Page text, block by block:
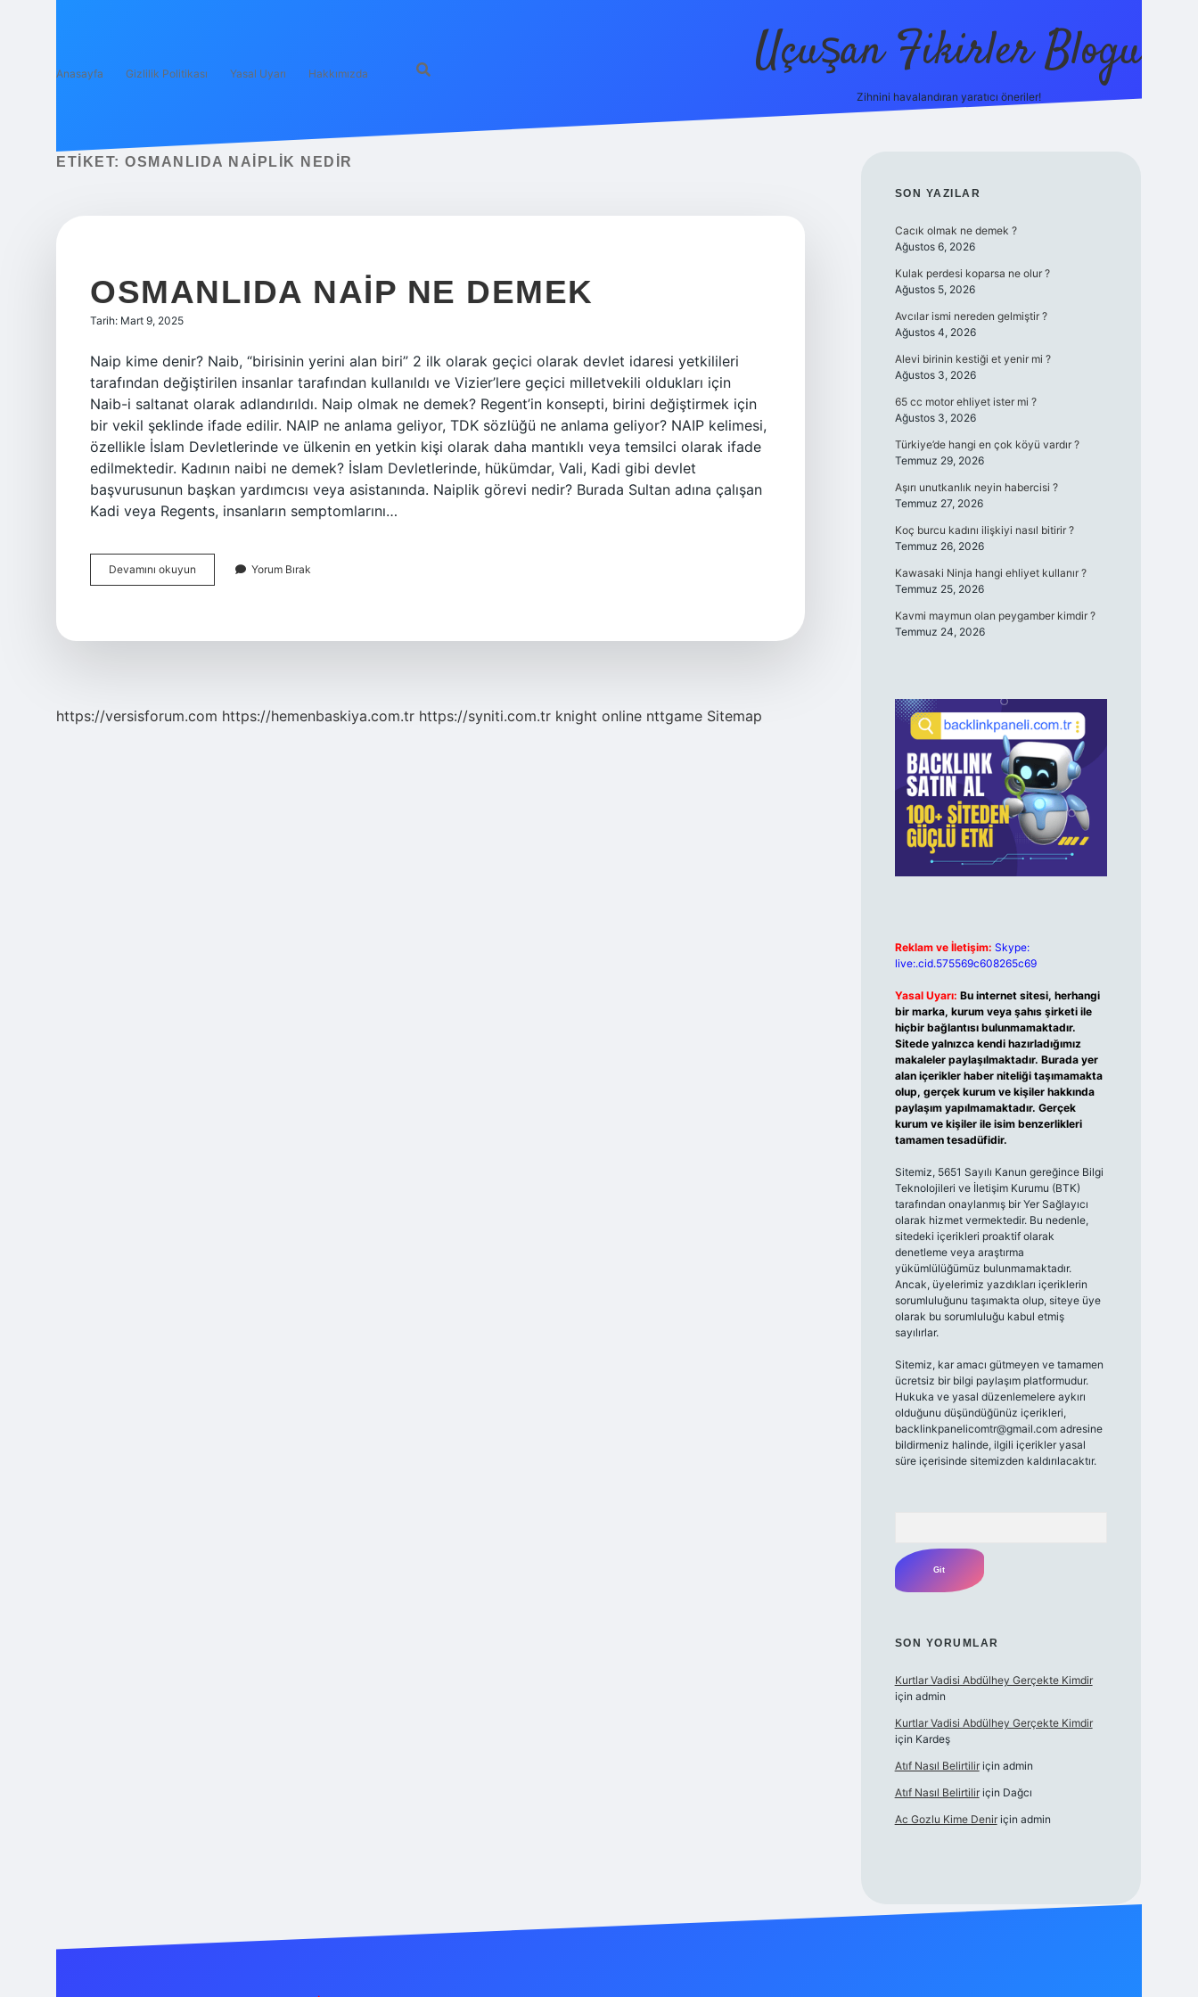
Anasayfa Gizlilik Politikası Yasal Uyarı Hakkımızda Uçuşan Fikirler Blogu
Zihnini havalandıran yaratıcı öneriler!
ETIKET: OSMANLIDA NAIPLIK NEDIR
OSMANLIDA NAIP NE DEMEK
Tarih: Mart 9, 2025
Naip kime denir? Naib, “birisinin yerini alan biri” 2 ilk olarak geçici olarak devlet idaresi yetkilileri
tarafından değiştirilen insanlar tarafından kullanıldı ve Vizier’lere geçici milletvekili oldukları için
Naib-i saltanat olarak adlandırıldı. Naip olmak ne demek? Regent’in konsepti, birini değiştirmek için
bir vekil şeklinde ifade edilir. NAIP ne anlama geliyor, TDK sözlüğü ne anlama geliyor? NAIP kelimesi,
özellikle İslam Devletlerinde ve ülkenin en yetkin kişi olarak daha mantıklı veya temsilci olarak ifade
edilmektedir. Kadının naibi ne demek? İslam Devletlerinde, hükümdar, Vali, Kadi gibi devlet
başvurusunun başkan yardımcısı veya asistanında. Naiplik görevi nedir? Burada Sultan adına çalışan
Kadi veya Regents, insanların semptomlarını…
Devamını okuyun Osmanlıda
Naip
Yorum Bırak
https://versisforum.com https://hemenbaskiya.com.tr https://syniti.com.tr knight online nttgame Sitemap
SIDEBAR
SON YAZILAR
Cacık olmak ne demek ?
Ağustos 6, 2026
Kulak perdesi koparsa ne olur ?
Ağustos 5, 2026
Avcılar ismi nereden gelmiştir ?
Ağustos 4, 2026
Alevi birinin kestiği et yenir mi ?
Ağustos 3, 2026
65 cc motor ehliyet ister mi ?
Ağustos 3, 2026
Türkiye’de hangi en çok köyü vardır ?
Temmuz 29, 2026
Aşırı unutkanlık neyin habercisi ?
Temmuz 27, 2026
Koç burcu kadını ilişkiyi nasıl bitirir ?
Temmuz 26, 2026
Kawasaki Ninja hangi ehliyet kullanır ?
Temmuz 25, 2026
Kavmi maymun olan peygamber kimdir ?
Temmuz 24, 2026
Reklam ve İletişim: Skype:
live:.cid.575569c608265c69
Yasal Uyarı: Bu internet sitesi, herhangi
bir marka, kurum veya şahıs şirketi ile
hiçbir bağlantısı bulunmamaktadır.
Sitede yalnızca kendi hazırladığımız
makaleler paylaşılmaktadır. Burada yer
alan içerikler haber niteliği taşımamakta
olup, gerçek kurum ve kişiler hakkında
paylaşım yapılmamaktadır. Gerçek
kurum ve kişiler ile isim benzerlikleri
tamamen tesadüfidir.
Sitemiz, 5651 Sayılı Kanun gereğince Bilgi
Teknolojileri ve İletişim Kurumu (BTK)
tarafından onaylanmış bir Yer Sağlayıcı
olarak hizmet vermektedir. Bu nedenle,
sitedeki içerikleri proaktif olarak
denetleme veya araştırma
yükümlülüğümüz bulunmamaktadır.
Ancak, üyelerimiz yazdıkları içeriklerin
sorumluluğunu taşımakta olup, siteye üye
olarak bu sorumluluğu kabul etmiş
sayılırlar.
Sitemiz, kar amacı gütmeyen ve tamamen
ücretsiz bir bilgi paylaşım platformudur.
Hukuka ve yasal düzenlemelere aykırı
olduğunu düşündüğünüz içerikleri,
backlinkpanelicomtr@gmail.comadresine
bildirmeniz halinde, ilgili içerikler yasal
süre içerisinde sitemizden kaldırılacaktır.
SON YORUMLAR
Kurtlar Vadisi Abdülhey Gerçekte Kimdir
için admin
Kurtlar Vadisi Abdülhey Gerçekte Kimdir
için Kardeş
Atıf Nasıl Belirtiliriçin admin
Atıf Nasıl Belirtiliriçin Dağcı
Ac Gozlu Kime Deniriçin admin